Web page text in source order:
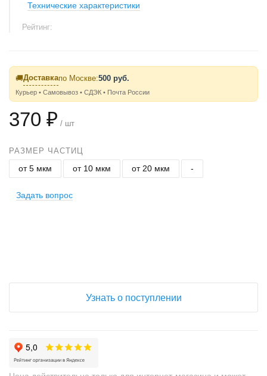
Технические характеристики
Рейтинг:
🚚Доставкапо Москве:500 руб.
Курьер • Самовывоз • СДЭК • Почта России
370 ₽ / шт
РАЗМЕР ЧАСТИЦ
от 5 мкм от 10 мкм от 20 мкм -
Задать вопрос
Узнать о поступлении